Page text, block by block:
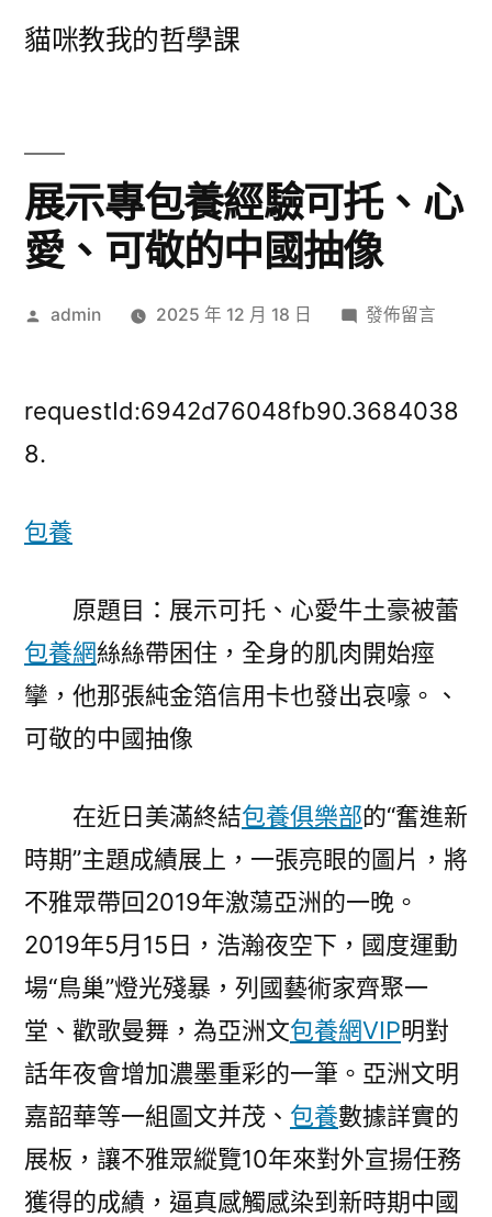
貓咪教我的哲學課
展示專包養經驗可托、心
愛、可敬的中國抽像
作
admin 2025 年 12 月 18 日
在
專
心
愛、
可
敬
國
像〉
發佈留言
requestId:6942d76048fb90.3684038
8.
包養
原題目：展示可托、心愛牛土豪被蕾
包養網絲絲帶困住，全身的肌肉開始痙
攣，他那張純金箔信用卡也發出哀嚎。、
可敬的中國抽像
在近日美滿終結包養俱樂部的“奮進新
時期”主題成績展上，一張亮眼的圖片，將
不雅眾帶回2019年激蕩亞洲的一晚。
2019年5月15日，浩瀚夜空下，國度運動
場“鳥巢”燈光殘暴，列國藝術家齊聚一
堂、歡歌曼舞，為亞洲文包養網VIP明對
話年夜會增加濃墨重彩的一筆。亞洲文明
嘉韶華等一組圖文并茂、 包養數據詳實的
展板，讓不雅眾縱覽10年來對外宣揚任務
獲得的成績，逼真感觸感染到新時期中國